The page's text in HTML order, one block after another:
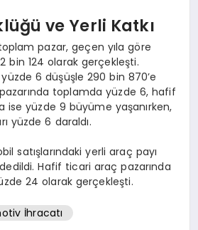
ve Yerli Katkı
pazar, geçen yıla göre
bin 124 olarak gerçekleşti.
6 düşüşle 290 bin 870’e
toplamda yüzde 6, hafif
ise yüzde 9 büyüme yaşanırken,
yüzde 6 daraldı.
satışlarındaki yerli araç payı
Hafif ticari araç pazarında
24 olarak gerçekleşti.
İhracatı